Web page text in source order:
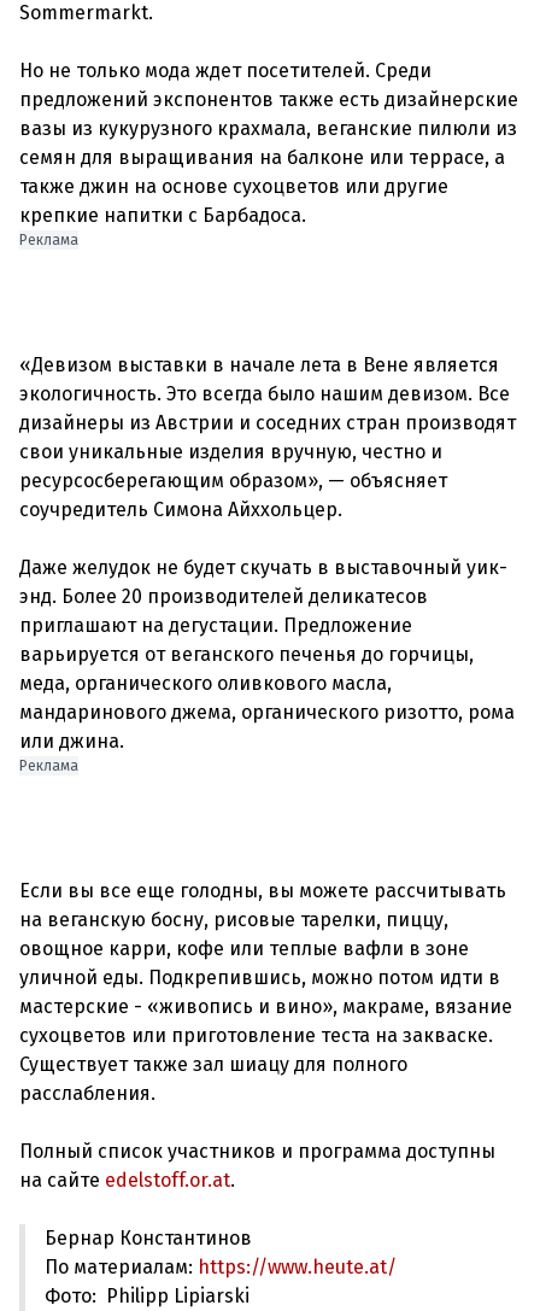
Sommermarkt.
Но не только мода ждет посетителей. Среди
предложений экспонентов также есть дизайнерские
вазы из кукурузного крахмала, веганские пилюли из
семян для выращивания на балконе или террасе, а
также джин на основе сухоцветов или другие
Реклама
«Девизом выставки в начале лета в Вене является
экологичность. Это всегда было нашим девизом. Все
дизайнеры из Австрии и соседних стран производят
свои уникальные изделия вручную, честно и
ресурсосберегающим образом», — объясняет
соучредитель Симона Айххольцер.
Даже желудок не будет скучать в выставочный уик-
энд. Более 20 производителей деликатесов
приглашают на дегустации. Предложение
варьируется от веганского печенья до горчицы,
меда, органического оливкового масла,
мандаринового джема, органического ризотто, рома
Реклама
Если вы все еще голодны, вы можете рассчитывать
на веганскую босну, рисовые тарелки, пиццу,
овощное карри, кофе или теплые вафли в зоне
уличной еды. Подкрепившись, можно потом идти в
мастерские - «живопись и вино», макраме, вязание
сухоцветов или приготовление теста на закваске.
Существует также зал шиацу для полного
расслабления.
Полный список участников и программа доступны
на сайте edelstoff.or.at
Бернар Константинов
По материалам: https://www.heute.at/
Фото: Philipp Lipiarski